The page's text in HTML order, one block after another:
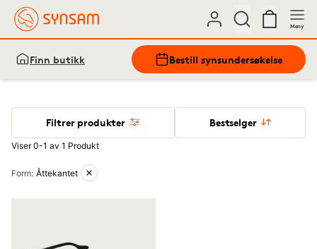
Meny
Finn butikk Bestill synsundersøkelse
Filtrer produkter Bestselger
Viser 0-1 av 1 Produkt
Aktive filtre
Form: Åttekantet